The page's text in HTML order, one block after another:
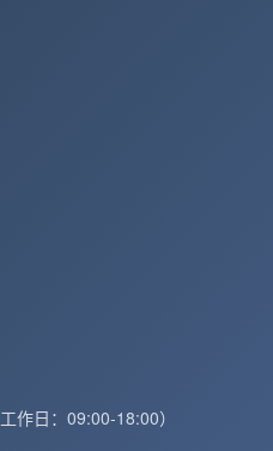
作日：09:00-18:00）